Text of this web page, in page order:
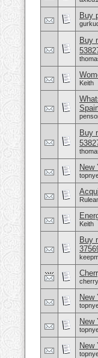
Buy
Buy
Keith
Buy
New
Keith
Buy
New
New
New